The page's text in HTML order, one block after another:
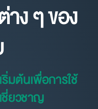
ง ๆ ของ
มต้นเพื่อการใช้
ชี่ยวชาญ